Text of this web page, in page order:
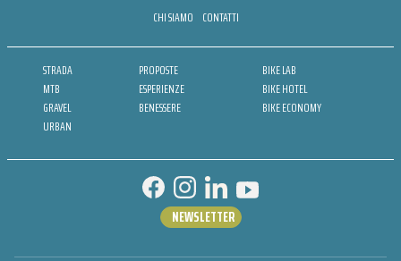
CHI SIAMO CONTATTI
STRADA
MTB
GRAVEL
URBAN
PROPOSTE
ESPERIENZE
BENESSERE
BIKE LAB
BIKE HOTEL
BIKE ECONOMY
NEWSLETTER